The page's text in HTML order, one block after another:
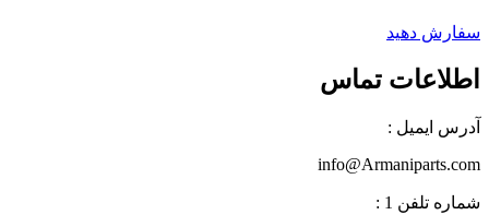
سفارش دهید
اطلاعات تماس
آدرس ایمیل :
info@Armaniparts.com
شماره تلفن 1 :